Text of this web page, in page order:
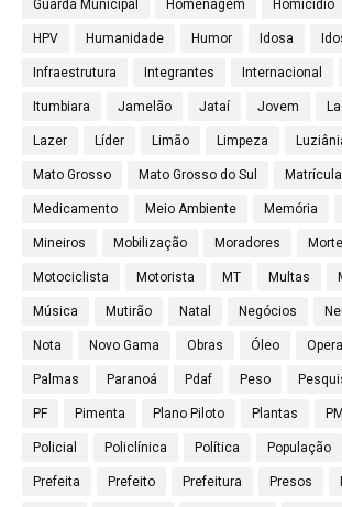
Guarda Municipal Homenagem Homicídio
HPV Humanidade Humor Idosa
Infraestrutura Integrantes Internacional
Itumbiara Jamelão Jataí Jovem
Lazer Líder Limão Limpeza
Mato Grosso Mato Grosso do Sul
Medicamento Meio Ambiente Memória
Mineiros Mobilização Moradores Morte
Motociclista Motorista MT Multas
Música Mutirão Natal Negócios
Nota Novo Gama Obras Óleo
Palmas Paranoá Pdaf Peso
PF Pimenta Plano Piloto Plantas PM
Policial Policlínica Política População
Prefeita Prefeito Prefeitura Presos